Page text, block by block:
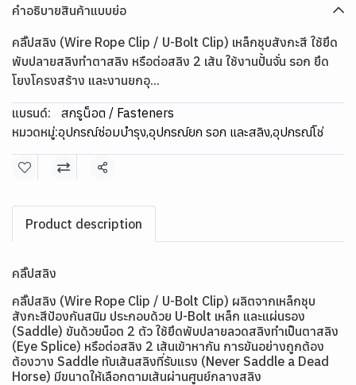
คำอธิบายสินค้าแบบย่อ
คลิ๊ปสลิง (Wire Rope Clip / U-Bolt Clip) เหล็กชุบสังกะสี ใช้ยึด
พับปลายสลิงทำตาสลิง หรือต่อสลิง 2 เส้น ใช้งานปั้นจั่น รอก ยึด
โยงโครงสร้าง และงานยกอุ...
แบรนด์:
สกรูน็อต / Fasteners
หมวดหมู่:อุปกรณ์ซ่อมบำรุง,อุปกรณ์ยก รอก และสลิง,อุปกรณ์โช่
แชร์
Product description
คลิ๊ปสลิง
คลิ๊ปสลิง (Wire Rope Clip / U-Bolt Clip) ผลิตจากเหล็กชุบ
สังกะสีป้องกันสนิม ประกอบด้วย U-Bolt เหล็ก และแผ่นรอง
(Saddle) ขันด้วยน็อต 2 ตัว ใช้ยึดพับปลายลวดสลิงทำเป็นตาสลิง
(Eye Splice) หรือต่อสลิง 2 เส้นเข้าหากัน การขันอย่างถูกต้อง
ต้องวาง Saddle ทับเส้นสลิงที่รับแรง (Never Saddle a Dead
Horse) มีขนาดให้เลือกตามเส้นผ่านศูนย์กลางสลิง